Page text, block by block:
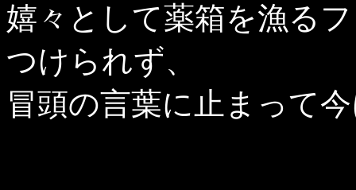
嬉々として薬箱を漁る
つけられず、
冒頭の言葉に止まって